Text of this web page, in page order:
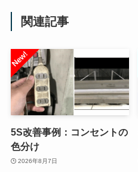
関連記事
5S改善事例：コンセントの
色分け
2026年8月7日